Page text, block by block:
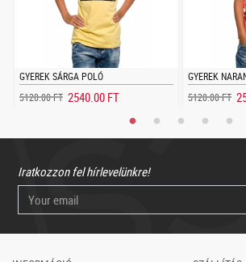
GYEREK SÁRGA POLÓ
5120.00 FT 2540.00 FT
GYEREK
5120.00 FT
Iratkozzon fel hírlevelünkre!